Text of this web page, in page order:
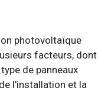
photovoltaïque
facteurs, dont
de panneaux
l'installation et la